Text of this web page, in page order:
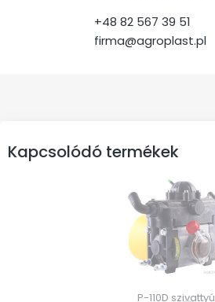
+48 82 567 39 51
firma@agroplast.pl
Kapcsolódó termékek
P-110D szivattyú